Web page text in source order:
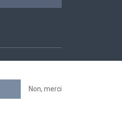
Non, merci